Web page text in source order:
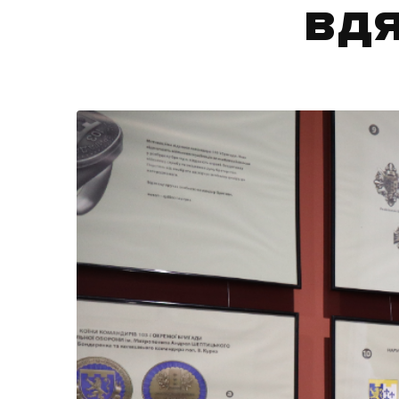
Афіша